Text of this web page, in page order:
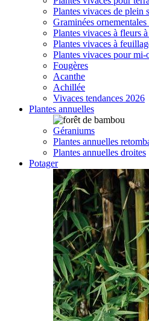
Plantes vivaces de plein
Graminées
Plantes vivaces à fleurs
Plantes vivaces à
Plantes vivaces pour mi-
Fougères
Acanthe
Achillée
Vivaces tendances 2026
Plantes annuelles
Géraniums
Plantes annuelles
Plantes annuelles droites
Potager